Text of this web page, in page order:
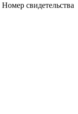
Номер свидетельства